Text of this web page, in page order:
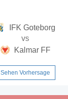
IFK Goteborg
vs
Kalmar FF
Sehen Vorhersage